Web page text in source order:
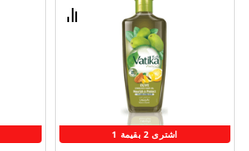
اشترى 2 بقيمة 1
قارن